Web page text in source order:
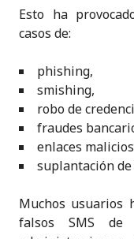
Esto ha
casos de:
phishing,
smishing,
robo de
fraudes
enlaces
suplantación de
Muchos usuarios
falsos SMS de